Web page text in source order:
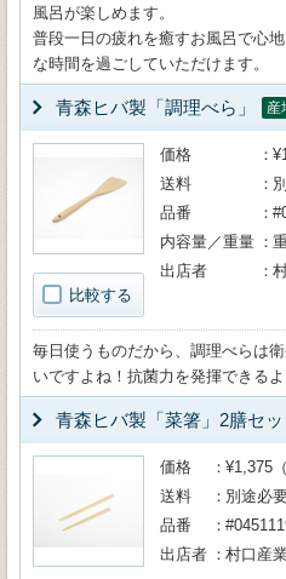
風呂が楽しめます。
普段一日の疲れを癒すお風呂で心
な時間を過ごしていただけます。
青森ヒバ製「調理べら」 産
比較する
価格
送料
品番
内容量／重量
出店者
毎日使うものだから、調理べらは
いですよね！抗菌力を発揮できるよ
青森ヒバ製「菜箸」2膳セッ
価格
¥1,375
送料
別途必
品番
出店者
村口産